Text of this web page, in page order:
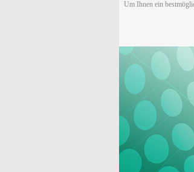
Um Ihnen ein